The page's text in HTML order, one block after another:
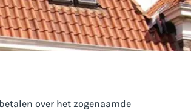
over het zogenaamde